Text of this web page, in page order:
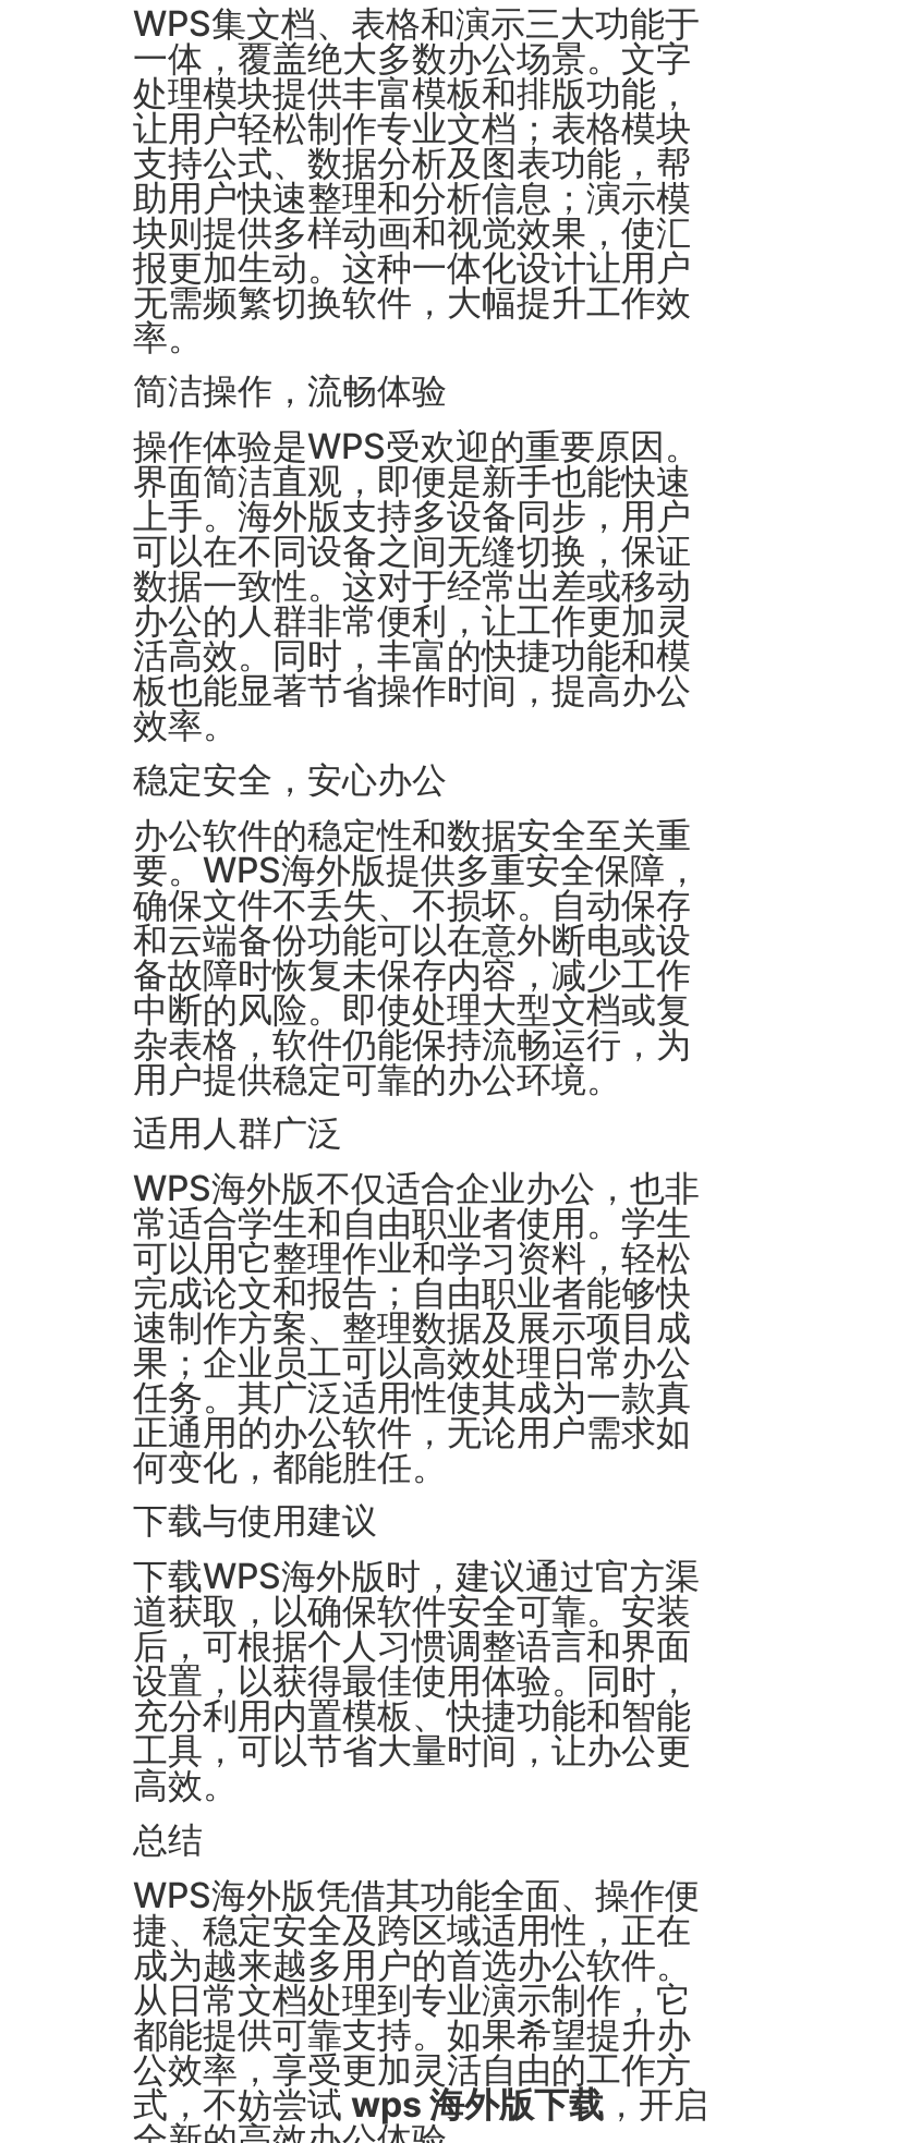
WPS集文档、表格和演示三大功能于
一体，覆盖绝大多数办公场景。文字
处理模块提供丰富模板和排版功能，
让用户轻松制作专业文档；表格模块
支持公式、数据分析及图表功能，帮
助用户快速整理和分析信息；演示模
块则提供多样动画和视觉效果，使汇
报更加生动。这种一体化设计让用户
无需频繁切换软件，大幅提升工作效
率。
简洁操作，流畅体验
操作体验是WPS受欢迎的重要原因。
界面简洁直观，即便是新手也能快速
上手。海外版支持多设备同步，用户
可以在不同设备之间无缝切换，保证
数据一致性。这对于经常出差或移动
办公的人群非常便利，让工作更加灵
活高效。同时，丰富的快捷功能和模
板也能显著节省操作时间，提高办公
效率。
稳定安全，安心办公
办公软件的稳定性和数据安全至关重
要。WPS海外版提供多重安全保障，
确保文件不丢失、不损坏。自动保存
和云端备份功能可以在意外断电或设
备故障时恢复未保存内容，减少工作
中断的风险。即使处理大型文档或复
杂表格，软件仍能保持流畅运行，为
用户提供稳定可靠的办公环境。
适用人群广泛
WPS海外版不仅适合企业办公，也非
常适合学生和自由职业者使用。学生
可以用它整理作业和学习资料，轻松
完成论文和报告；自由职业者能够快
速制作方案、整理数据及展示项目成
果；企业员工可以高效处理日常办公
任务。其广泛适用性使其成为一款真
正通用的办公软件，无论用户需求如
何变化，都能胜任。
下载与使用建议
下载WPS海外版时，建议通过官方渠
道获取，以确保软件安全可靠。安装
后，可根据个人习惯调整语言和界面
设置，以获得最佳使用体验。同时，
充分利用内置模板、快捷功能和智能
工具，可以节省大量时间，让办公更
高效。
总结
WPS海外版凭借其功能全面、操作便
捷、稳定安全及跨区域适用性，正在
成为越来越多用户的首选办公软件。
从日常文档处理到专业演示制作，它
都能提供可靠支持。如果希望提升办
公效率，享受更加灵活自由的工作方
式，不妨尝试 wps 海外版下载 ，开启